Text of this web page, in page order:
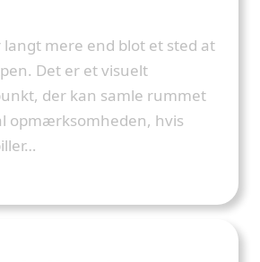
langt mere end blot et sted at
Det er et visuelt
der kan samle rummet
opmærksomheden, hvis